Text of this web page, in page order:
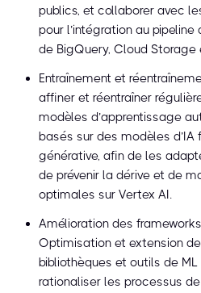
publics, et collaborer avec
pour l’intégration au
de BigQuery, Cloud Storage
Entraînement et
affiner et réentraîner
modèles d’apprentissage
basés sur des modèles
générative, afin de les
de prévenir la dérive et de
optimales sur Vertex AI.
Amélioration des
Optimisation et extension
bibliothèques et outils de
rationaliser les processus